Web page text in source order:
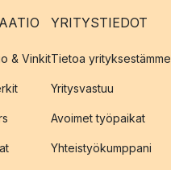
& Vinkit
YRITYSTIEDOT
Tietoa yrityksestämme
Yritysvastuu
Avoimet työpaikat
Yhteistyökumppani